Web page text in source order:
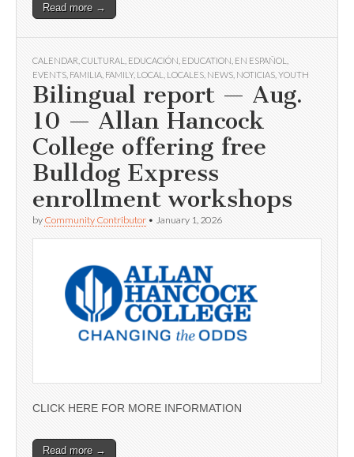
Read more →
CALENDAR CULTURAL EDUCACIÓN EDUCATION EN ESPAÑOL
EVENTS FAMILIA FAMILY, LOCAL LOCALES NEWS NOTICIAS YOUTH
Bilingual report — Aug.
10 — Allan Hancock
College offering free
Bulldog Express
enrollment workshops
by Community Contributor • January 1, 2026
CLICK HERE FOR MORE INFORMATION
Read more →